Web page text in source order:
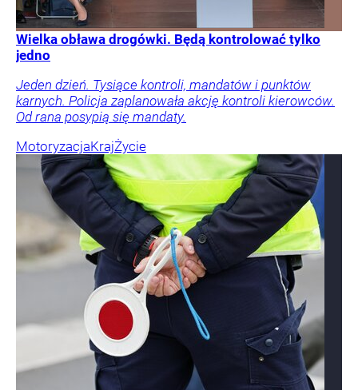
Wielka obława drogówki. Będą kontrolować tylko
jedno
Jeden dzień. Tysiące kontroli, mandatów i punktów
karnych. Policja zaplanowała akcję kontroli kierowców.
Od rana posypią się mandaty.
MotoryzacjaKrajŻycie